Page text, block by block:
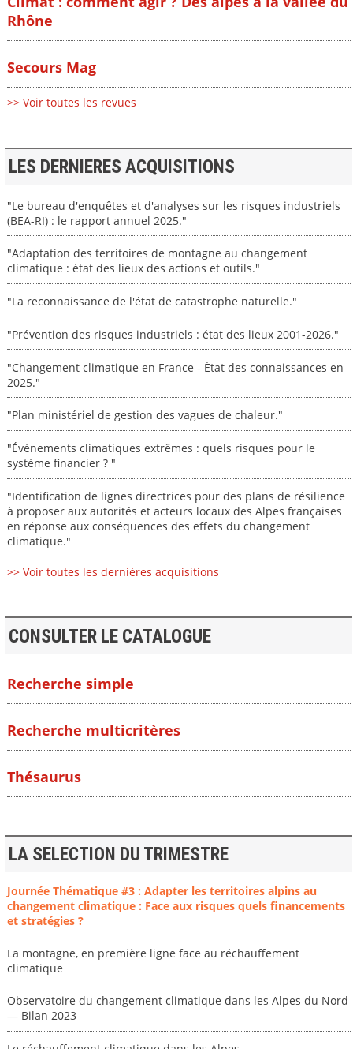
Rhône
Secours Mag
>> Voir toutes les revues
LES DERNIERES ACQUISITIONS
"Le bureau d'enquêtes et d'analyses sur les risques industriels
(BEA-RI) : le rapport annuel 2025."
"Adaptation des territoires de montagne au changement
climatique : état des lieux des actions et outils."
"La reconnaissance de l'état de catastrophe naturelle."
"Prévention des risques industriels : état des lieux 2001-2026."
"Changement climatique en France - État des connaissances en
2025."
"Plan ministériel de gestion des vagues de chaleur."
"Événements climatiques extrêmes : quels risques pour le
système financier ? "
"Identification de lignes directrices pour des plans de résilience
à proposer aux autorités et acteurs locaux des Alpes françaises
en réponse aux conséquences des effets du changement
climatique."
>> Voir toutes les dernières acquisitions
CONSULTER LE CATALOGUE
Recherche simple
Recherche multicritères
Thésaurus
LA SELECTION DU TRIMESTRE
Journée Thématique #3 : Adapter les territoires alpins au
changement climatique : Face aux risques quels financements
et stratégies ?
La montagne, en première ligne face au réchauffement
climatique
Observatoire du changement climatique dans les Alpes du Nord
— Bilan 2023